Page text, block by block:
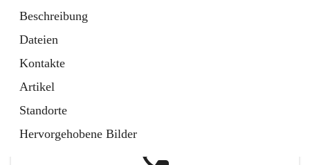
Beschreibung
Dateien
Kontakte
Artikel
Standorte
Hervorgehobene Bilder